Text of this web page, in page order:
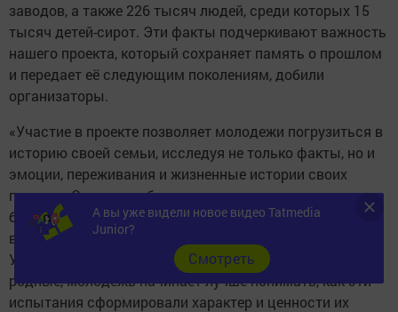
заводов, а также 226 тысяч людей, среди которых 15
тысяч детей-сирот. Эти факты подчеркивают важность
нашего проекта, который сохраняет память о прошлом
и передает её следующим поколениям, добили
организаторы.
«Участие в проекте позволяет молодежи погрузиться в
историю своей семьи, исследуя не только факты, но и
эмоции, переживания и жизненные истории своих
предков. Это может быть не просто рассказ о деде или
бабушке, а целая история о том, как они пережили
войну, как сохраняли надежду и веру в будущее.
Узнавая о трудностях, с которыми столкнулись их
родные, молодежь начинает лучше понимать, как эти
испытания сформировали характер и ценности их
А вы уже видели новое видео Tatmedia
Junior?
Cмотреть